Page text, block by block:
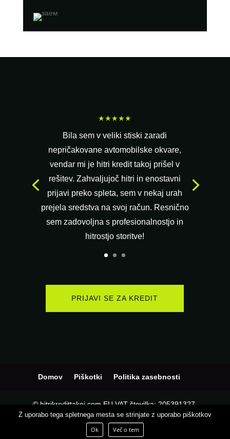
★★★★★
Bila sem v veliki stiski zaradi
nepričakovane avtomobilske okvare,
vendar mi je hitri kredit takoj prišel v
rešitev. Zahvaljujoč hitri in enostavni
prijavi preko spleta, sem v nekaj urah
prejela sredstva na svoj račun. Resnično
sem zadovoljna s profesionalnostjo in
hitrostjo storitve!
PRIJAVI SE ZA KREDIT
Domov Piškotki Politika zasebnosti
© hitrikredittakoj.com EU VAT številka: 205391327,
Podjetje:KD CAPITAL LTD, Naslov: UL.L. KARAVELOV
2, Poštni naslov: 4000, Mesto: Plovdiv, Država: Bolgarija
Z uporabo tega spletnega mesta se strinjate z uporabo piškotkov
Ok
Več o tem